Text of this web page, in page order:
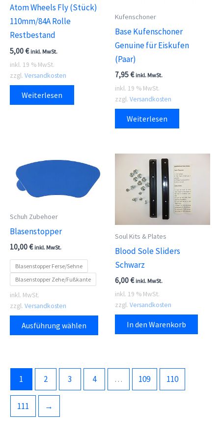
Atom Wheels Fly (Stück)
110mm/84A Rolle
Restbestand
5,00€ inkl. MwSt.
inkl. 19 % MwSt.
zzgl. Versandkosten
Weiterlesen
Kufenschoner
Base Kufenschoner
Genuine für Eiskufen
(Paar)
7,95€ inkl. MwSt.
inkl. 19 % MwSt.
zzgl. Versandkosten
Weiterlesen
Schuh Zubehoer
Blasenstopper
10,00€ inkl. MwSt.
Blasenstopper Ferse/Sehne
Blasenstopper Zehe/Fußkante
inkl. MwSt.
zzgl. Versandkosten
Ausführung wählen
Dieses
Produkt
Soul Kits & Plates
Blood Sole Sliders
Schwarz
6,00€ inkl. MwSt.
inkl. 19 % MwSt.
zzgl. Versandkosten
In den Warenkorb
1 2 3 4 … 109 110
111 →